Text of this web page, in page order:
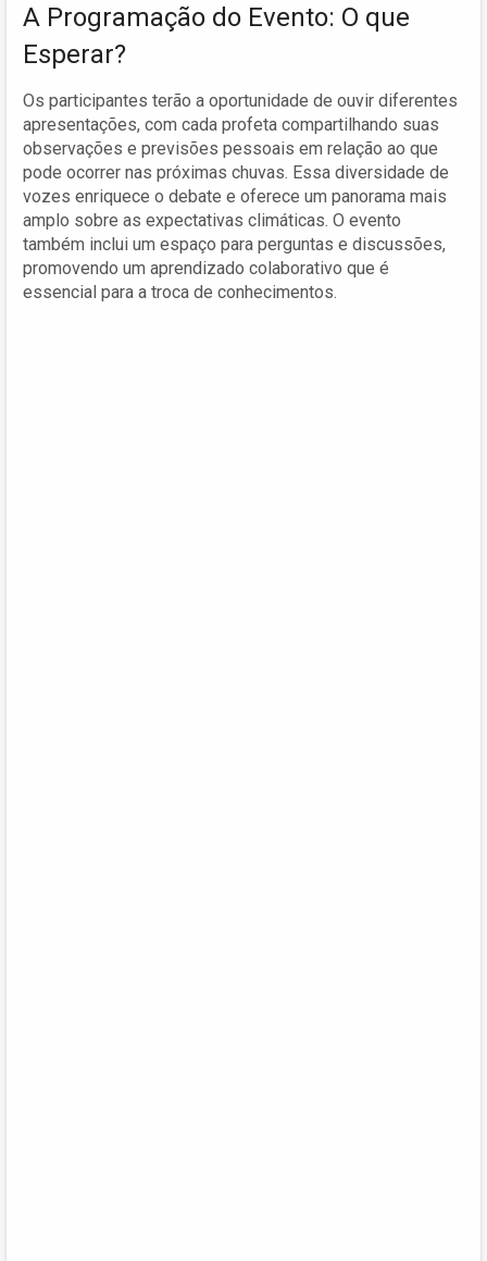
A Programação do Evento: O que
Esperar?
Os participantes terão a oportunidade de ouvir diferentes
apresentações, com cada profeta compartilhando suas
observações e previsões pessoais em relação ao que
pode ocorrer nas próximas chuvas. Essa diversidade de
vozes enriquece o debate e oferece um panorama mais
amplo sobre as expectativas climáticas. O evento
também inclui um espaço para perguntas e discussões,
promovendo um aprendizado colaborativo que é
essencial para a troca de conhecimentos.